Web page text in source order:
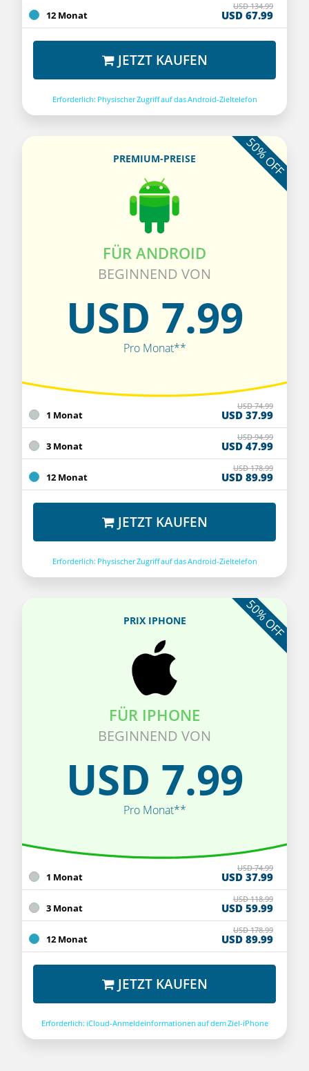
12 Monat
USD 134.99
USD 67.99
JETZT KAUFEN
Erforderlich: Physischer Zugriff auf das Android-Zieltelefon
50% OFF
PREMIUM-PREISE
FÜR ANDROID
BEGINNEND VON
USD 7.99
Pro Monat**
1 Monat
USD 74.99
USD 37.99
3 Monat
USD 94.99
USD 47.99
12 Monat
USD 178.99
USD 89.99
JETZT KAUFEN
Erforderlich: Physischer Zugriff auf das Android-Zieltelefon
50% OFF
PRIX IPHONE
FÜR IPHONE
BEGINNEND VON
USD 7.99
Pro Monat**
1 Monat
USD 74.99
USD 37.99
3 Monat
USD 118.99
USD 59.99
12 Monat
USD 178.99
USD 89.99
JETZT KAUFEN
Erforderlich: iCloud-Anmeldeinformationen auf dem Ziel-iPhone